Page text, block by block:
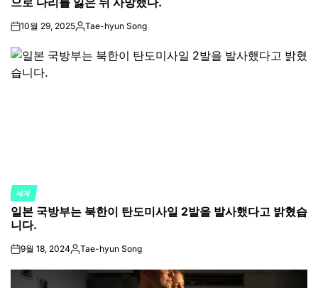
on10월 29, 2025Posted
Tae-hyun Song
POSTED
IN
세계
일본 국방부는 북한이 탄도미사일 2발을 발사했다고 밝혔습
니다.
on9월 18, 2024Posted
Tae-hyun Song